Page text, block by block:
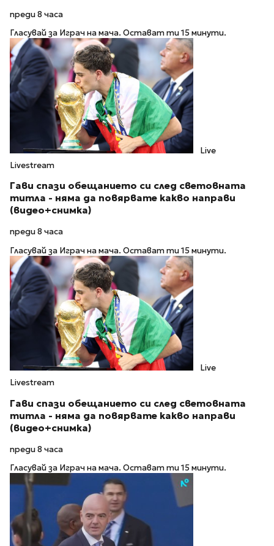
преди 8 часа
Гласувай за Играч на мача. Остават ти 15 минути.
Live
Livestream
Гави спази обещанието си след световната
титла - няма да повярвате какво направи
(видео+снимка)
преди 8 часа
Гласувай за Играч на мача. Остават ти 15 минути.
Live
Livestream
Гави спази обещанието си след световната
титла - няма да повярвате какво направи
(видео+снимка)
преди 8 часа
Гласувай за Играч на мача. Остават ти 15 минути.